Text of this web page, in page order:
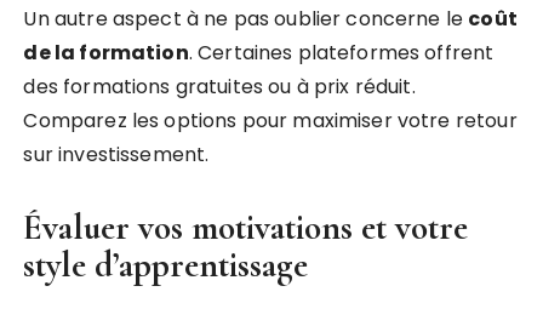
Un autre aspect à ne pas oublier concerne le coût
de la formation. Certaines plateformes offrent
des formations gratuites ou à prix réduit.
Comparez les options pour maximiser votre retour
sur investissement.
Évaluer vos motivations et votre
style d’apprentissage